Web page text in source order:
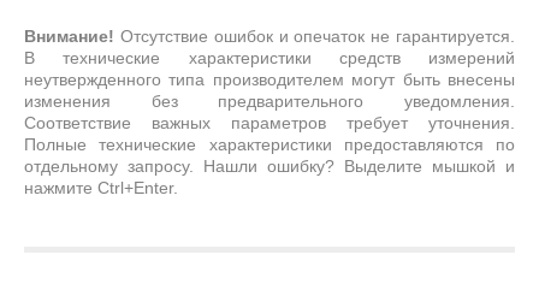
Внимание! Отсутствие ошибок и опечаток не гарантируется.
В технические характеристики средств измерений
неутвержденного типа производителем могут быть внесены
изменения без предварительного уведомления.
Соответствие важных параметров требует уточнения.
Полные технические характеристики предоставляются по
отдельному запросу. Нашли ошибку? Выделите мышкой и
нажмите Ctrl+Enter.